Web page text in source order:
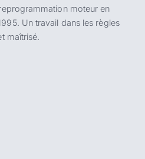
moteur en
Un travail dans les règles
maîtrisé.